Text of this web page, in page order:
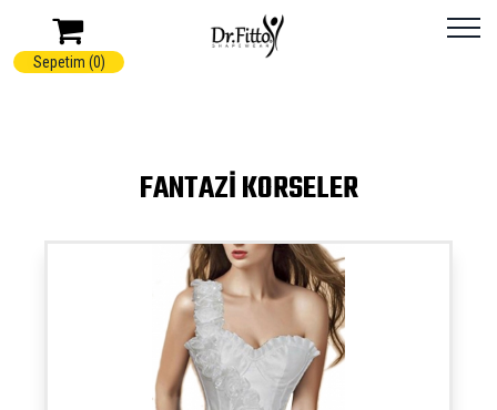
Sepetim (0)
FANTAZI KORSELER